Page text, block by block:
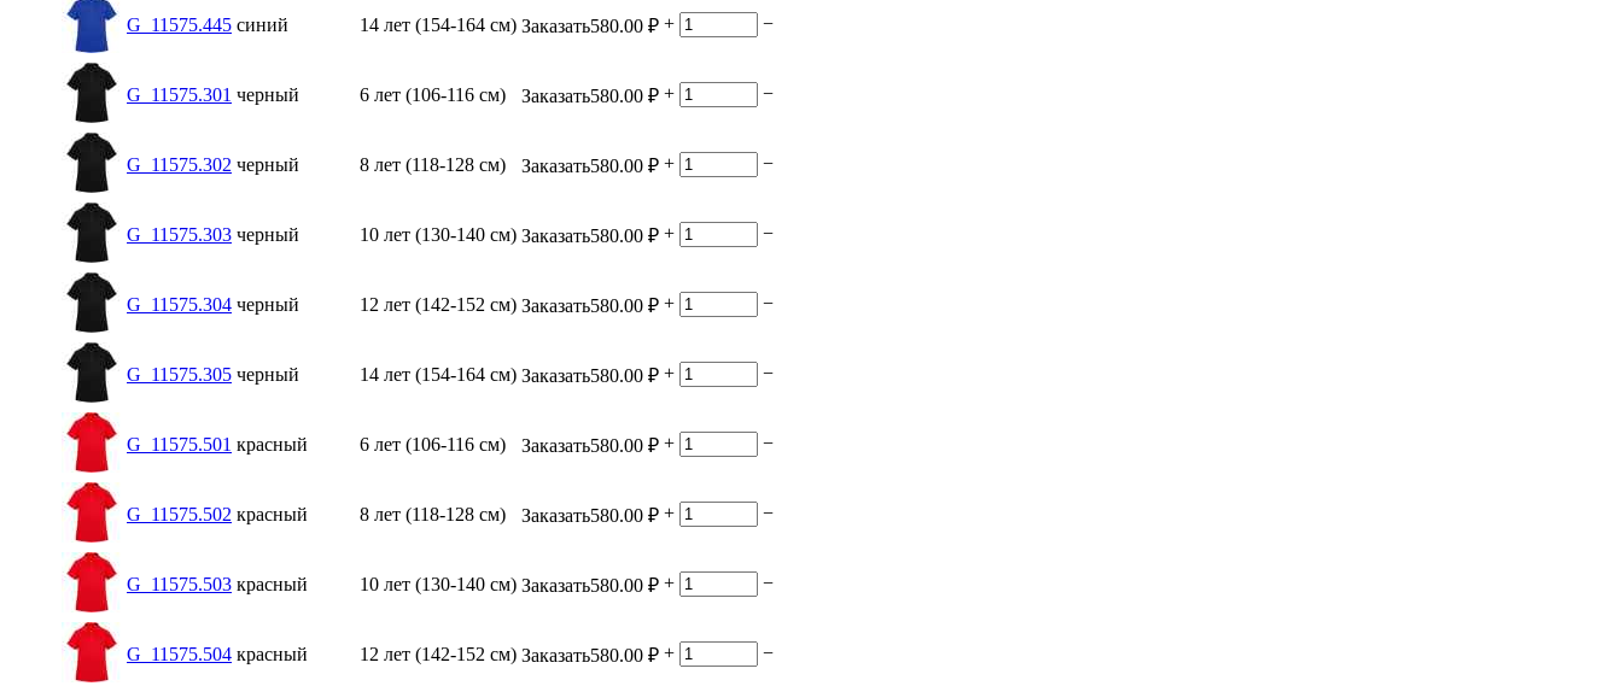
G_11575.445 синий 14 лет (154-164 см) Заказать580.00 ₽ + −
G_11575.301 черный 6 лет (106-116 см) Заказать580.00 ₽ + −
G_11575.302 черный 8 лет (118-128 см) Заказать580.00 ₽ + −
G_11575.303 черный 10 лет (130-140 см) Заказать580.00 ₽ + −
G_11575.304 черный 12 лет (142-152 см) Заказать580.00 ₽ + −
G_11575.305 черный 14 лет (154-164 см) Заказать580.00 ₽ + −
G_11575.501 красный 6 лет (106-116 см) Заказать580.00 ₽ + −
G_11575.502 красный 8 лет (118-128 см) Заказать580.00 ₽ + −
G_11575.503 красный 10 лет (130-140 см) Заказать580.00 ₽ + −
G_11575.504 красный 12 лет (142-152 см) Заказать580.00 ₽ + −